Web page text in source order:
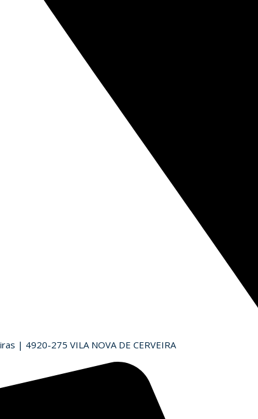
| 4920-275 VILA NOVA DE CERVEIRA